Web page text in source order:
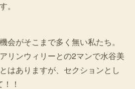
。
会がそこまで多く無い私たち。
リンウィリーとの2マンで水谷美
はありますが、セクションとし
て！！